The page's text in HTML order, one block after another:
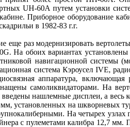
UH-60A путем установки
Приборное оборудование
в 1982-83 г.г.
еще раз модернизировать
На обоих вариантах
навигационной системы
система Кэроусел IVE,
аппаратура, включающая
самоликвидаторами. На
нашлемные дисплеи, а весь
установленных на шкворневых
На четырех
с пулеметами калибра 12,7 мм.